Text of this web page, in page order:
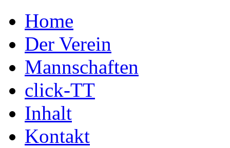
Home
Der Verein
Mannschaften
click-TT
Inhalt
Kontakt